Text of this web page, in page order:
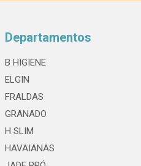
Departamentos
B HIGIENE
ELGIN
FRALDAS
GRANADO
H SLIM
HAVAIANAS